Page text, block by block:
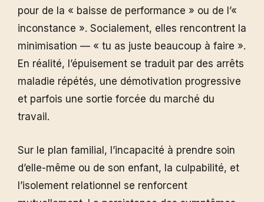
pour de la « baisse de performance » ou de l’«
inconstance ». Socialement, elles rencontrent la
minimisation — « tu as juste beaucoup à faire ».
En réalité, l’épuisement se traduit par des arrêts
maladie répétés, une démotivation progressive
et parfois une sortie forcée du marché du
travail.
Sur le plan familial, l’incapacité à prendre soin
d’elle-même ou de son enfant, la culpabilité, et
l’isolement relationnel se renforcent